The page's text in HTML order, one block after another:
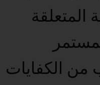
المتعلقة
من الكفايات